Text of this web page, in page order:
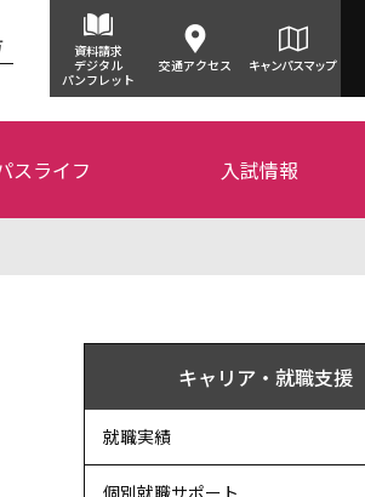
資料請求
デジタル
パンフレット
交通アクセス キャンパスマップ
スライフ 入試情報
キャリア・就職支援
就職実績
個別就職サポート